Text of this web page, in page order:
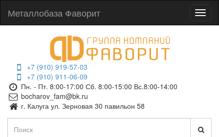
Металлобаза Фаворит
+7 (910) 919-57-03
+7 (910) 911-06-09
Пн. - Пт. 8:00-17:00 Сб. 8:00-15:00 Вс.8:00-14:00
bocharov_fam@bk.ru
г. Калуга ул. Зерновая 30 павильон 58